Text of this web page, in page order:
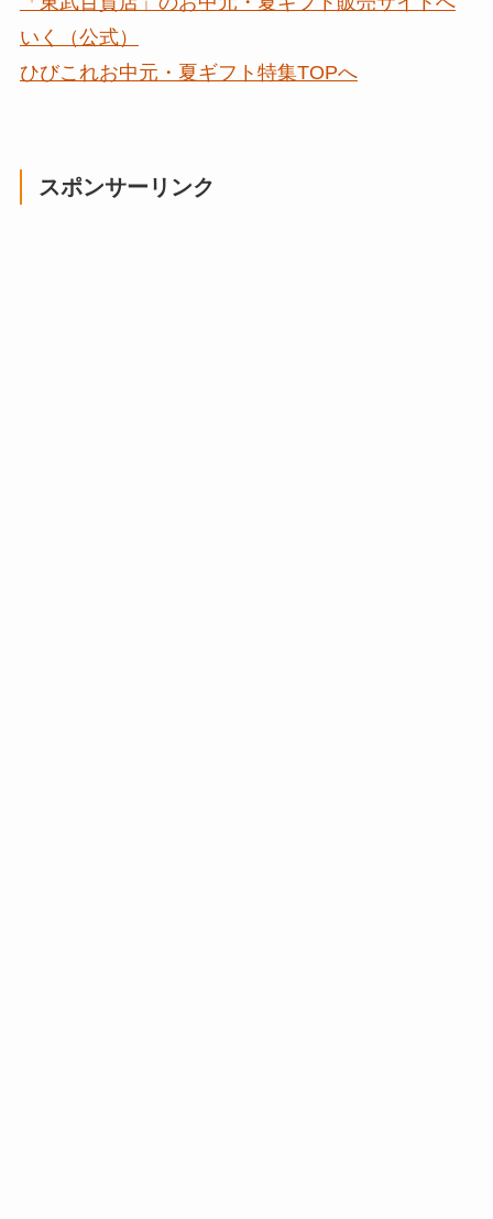
いく（公式）
ひびこれお中元・夏ギフト特集TOPへ
スポンサーリンク